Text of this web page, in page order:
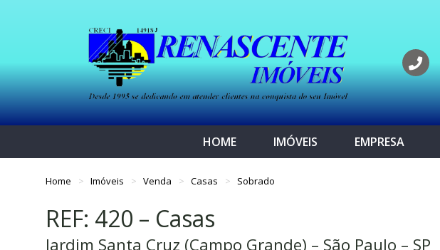
HOME IMÓVEIS EMPRESA
Home Imóveis Venda Casas Sobrado
REF: 420 – Casas
Jardim Santa Cruz (Campo Grande) – São Paulo – SP